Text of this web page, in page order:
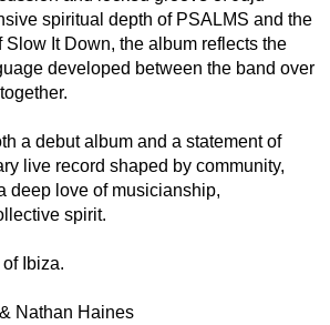
spiritual depth of PSALMS and the
It Down, the album reflects the
developed between the band over
a debut album and a statement of
live record shaped by community,
deep love of musicianship,
spirit.
Ibiza.
Nathan Haines